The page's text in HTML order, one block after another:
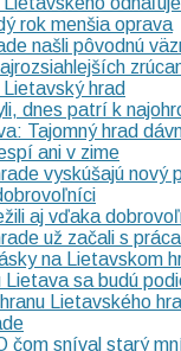
rok menšia oprava
našli pôvodnú
hrad
dnes patrí k
Tajomný hrad
ani v zime
vyskúšajú nový
aj vďaka
už začali s
na Lietavskom
Lietava sa budú
Lietavského
čom sníval starý